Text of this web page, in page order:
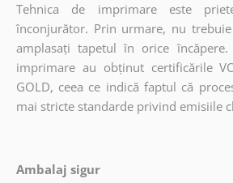
Tehnica de imprimare este
înconjurător. Prin urmare, nu
amplasați tapetul în orice
imprimare au obținut certificările
GOLD, ceea ce indică faptul că
mai stricte standarde privind emisiile
Ambalaj sigur